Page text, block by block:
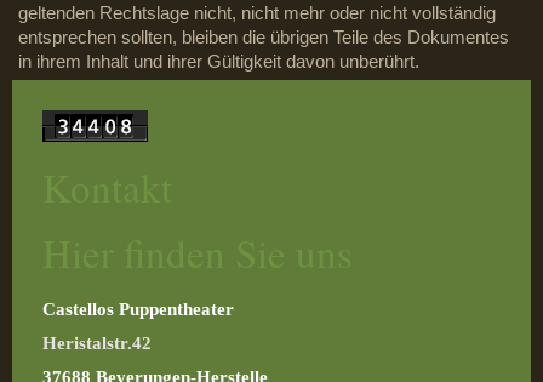
geltenden Rechtslage nicht, nicht mehr oder nicht vollständig
entsprechen sollten, bleiben die übrigen Teile des Dokumentes
in ihrem Inhalt und ihrer Gültigkeit davon unberührt.
Castellos Puppentheater
Heristalstr.42
37688 Beverungen-Herstelle